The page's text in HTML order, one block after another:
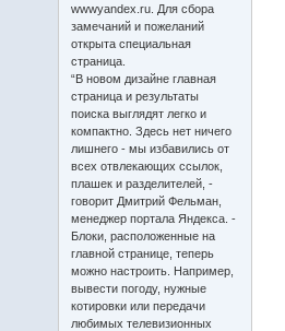
wwwyandex.ru. Для сбора
замечаний и пожеланий
открыта специальная
страница.
“В новом дизайне главная
страница и результаты
поиска выглядят легко и
компактно. Здесь нет ничего
лишнего - мы избавились от
всех отвлекающих ссылок,
плашек и разделителей, -
говорит Дмитрий Фельман,
менеджер портала Яндекса. -
Блоки, расположенные на
главной странице, теперь
можно настроить. Например,
вывести погоду, нужные
котировки или передачи
любимых телевизионных